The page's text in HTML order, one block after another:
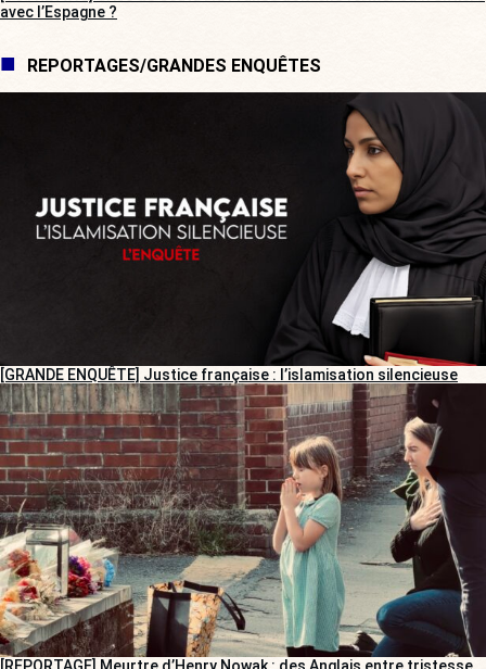
avec l’Espagne ?
REPORTAGES/GRANDES ENQUÊTES
[GRANDE ENQUÊTE] Justice française : l’islamisation silencieuse